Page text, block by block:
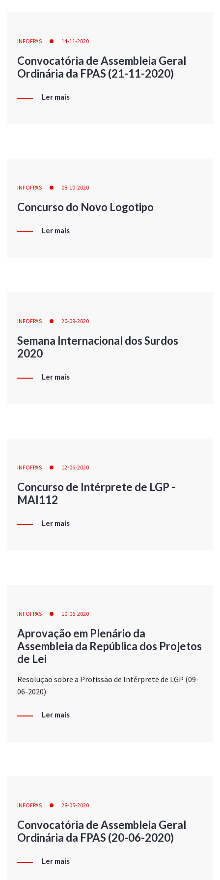
INFOFPAS 14-11-2020
Convocatória de Assembleia Geral
Ordinária da FPAS (21-11-2020)
Ler mais
INFOFPAS 08-10-2020
Concurso do Novo Logotipo
Ler mais
INFOFPAS 20-09-2020
Semana Internacional dos Surdos
2020
Ler mais
INFOFPAS 12-06-2020
Concurso de Intérprete de LGP -
MAI112
Ler mais
INFOFPAS 10-06-2020
Aprovação em Plenário da
Assembleia da República dos Projetos
de Lei
Resolução sobre a Profissão de Intérprete de LGP (09-
06-2020)
Ler mais
INFOFPAS 28-05-2020
Convocatória de Assembleia Geral
Ordinária da FPAS (20-06-2020)
Ler mais